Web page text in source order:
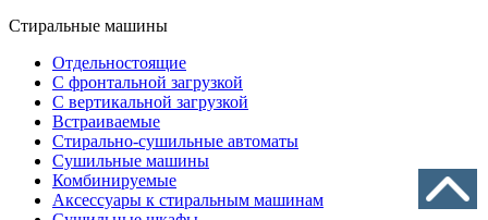
Стиральные машины
Отдельностоящие
С фронтальной загрузкой
С вертикальной загрузкой
Встраиваемые
Стирально-сушильные автоматы
Сушильные машины
Комбинируемые
Аксессуары к стиральным машинам